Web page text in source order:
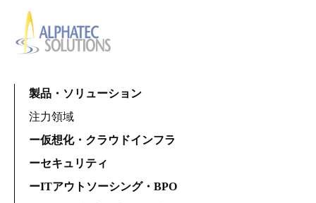
製品・ソリューション
注力領域
ー仮想化・クラウドインフラ
ーセキュリティ
ーITアウトソーシング・BPO